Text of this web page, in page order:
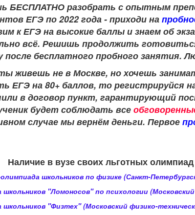
БЕСПЛАТНО разобрать с опытным
ЕГЭ по 2022 года - приходи на
к ЕГЭ на высокие баллы и знаем об
всё. Решишь продолжить
после бесплатного пробного занятия.
живешь не в Москве, но хочешь
ЕГЭ на 80+ баллов, то регистрируйся
в договор пункт, гарантирующий
будет соблюдать все
случае мы вернём деньги. Первое
Наличие в вузе своих льготных
школьников по физике (Санкт-
"Ломоносов" по психологии
школьников "Физтех" (Московский физико-